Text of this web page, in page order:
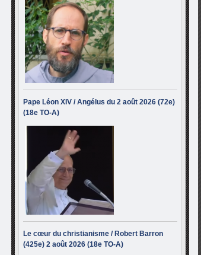
Pape Léon XIV / Angélus du 2 août 2026 (72e)
(18e TO-A)
Le cœur du christianisme / Robert Barron
(425e) 2 août 2026 (18e TO-A)